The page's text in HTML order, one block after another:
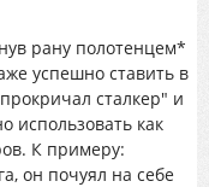
рану полотенцем*
успешно ставить в
сталкер" и
использовать как
К примеру:
он почуял на себе